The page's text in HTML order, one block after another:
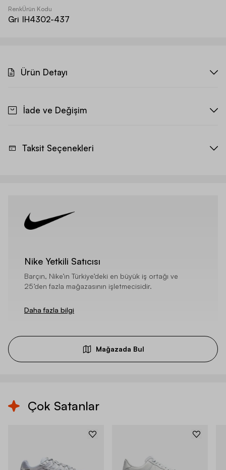
Renk
Gri
Ürün Kodu
IH4302-437
Ürün Detayı
İade ve Değişim
Taksit Seçenekleri
Nike Yetkili Satıcısı
Barçın, Nike’ın Türkiye’deki en büyük iş ortağı ve
25’den fazla mağazasının işletmecisidir.
Daha fazla bilgi
Mağazada Bul
Çok Satanlar